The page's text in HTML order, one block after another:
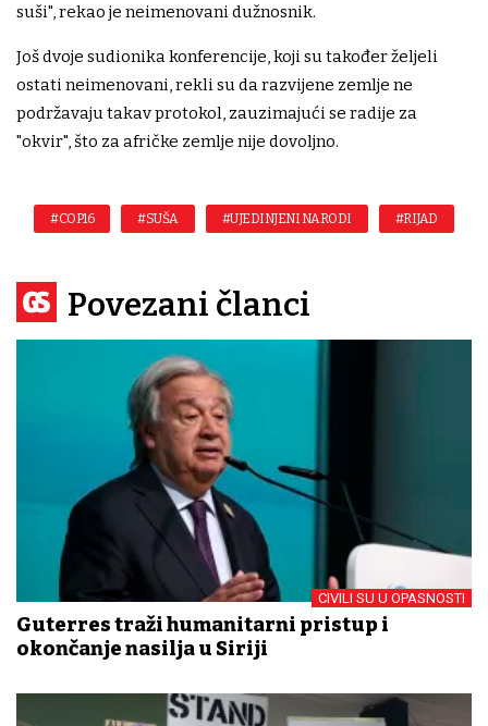
suši", rekao je neimenovani dužnosnik.
Još dvoje sudionika konferencije, koji su također željeli
ostati neimenovani, rekli su da razvijene zemlje ne
podržavaju takav protokol, zauzimajući se radije za
"okvir", što za afričke zemlje nije dovoljno.
#COP16 #SUŠA #UJEDINJENI NARODI #RIJAD
Povezani članci
CIVILI SU U OPASNOSTI
Guterres traži humanitarni pristup i
okončanje nasilja u Siriji